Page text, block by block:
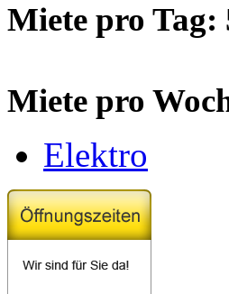
Miete pro Tag:
Miete pro
Elektro